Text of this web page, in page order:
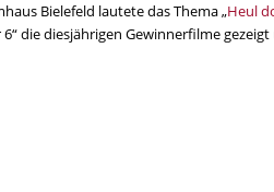
Bielefeld lautete das Thema „Heul
die diesjährigen Gewinnerfilme